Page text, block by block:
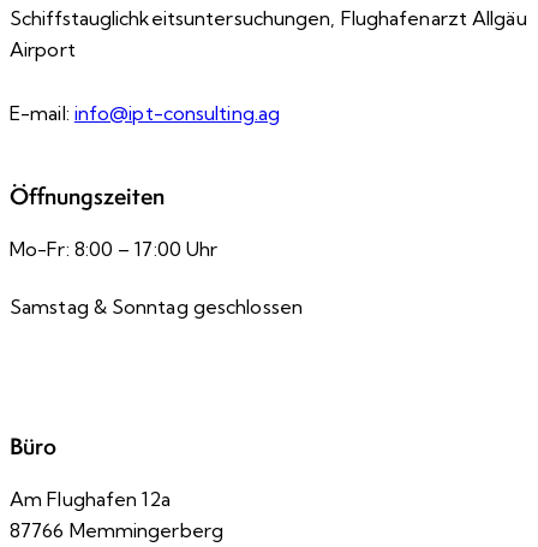
Schiffstauglichkeitsuntersuchungen, Flughafenarzt Allgäu
Airport
E-mail: info@ipt-consulting.ag
Öffnungszeiten
Mo-Fr: 8:00 – 17:00 Uhr
Samstag & Sonntag geschlossen
Büro
Am Flughafen 12a
87766 Memmingerberg